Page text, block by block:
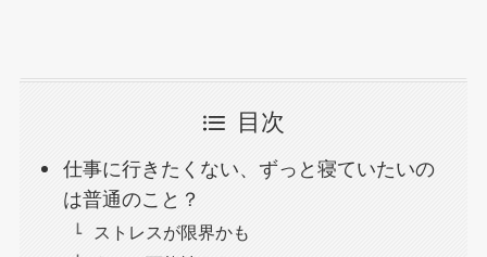
目次
仕事に行きたくない、ずっと寝ていたいの
は普通のこと？
ストレスが限界かも